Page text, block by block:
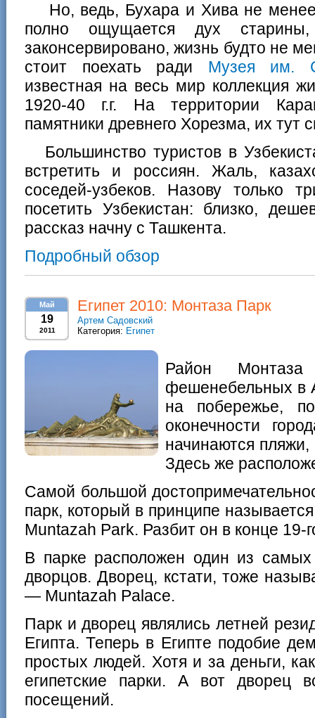
Но, ведь, Бухара и Хива не
полно ощущается дух
законсервировано, жизнь будто не
стоит поехать ради Музея им.
известная на весь мир коллекция
1920-40 г.г. На территории
памятники древнего Хорезма, их тут
Большинство туристов в
встретить и россиян. Жаль,
соседей-узбеков. Назову только
посетить Узбекистан: близко,
рассказ начну с Ташкента.
Подробный обзор
Май
19
2011
Египет 2010: Монтаза Парк
Артем Садовский
Категория: Египет
Район
фешенебельных в
на побережье,
оконечности
начинаются
Здесь же
Самой большой
парк, который в принципе
Muntazah Park. Разбит он в конце 19-
В парке расположен один из
дворцов. Дворец, кстати, тоже
— Muntazah Palace.
Парк и дворец являлись летней
Египта. Теперь в Египте подобие
простых людей. Хотя и за деньги,
египетские парки. А вот дворец
посещений.